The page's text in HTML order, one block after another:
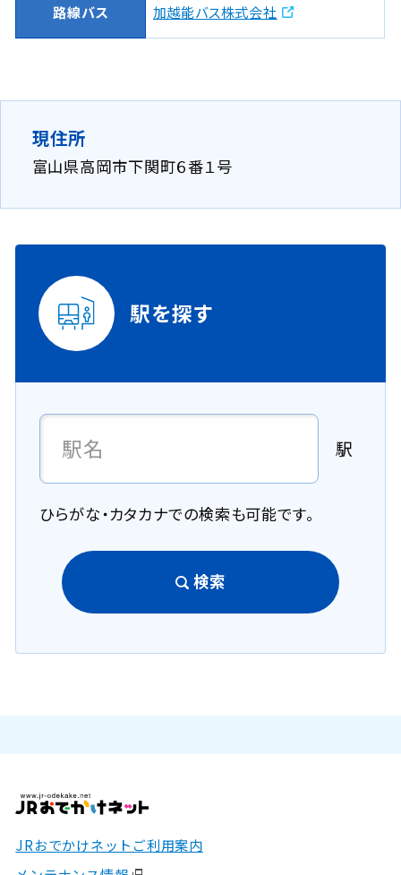
路線バス 加越能バス株式会社
現住所
富山県高岡市下関町６番１号
駅を探す
駅
ひらがな・カタカナでの検索も可能です。
検索
JRおでかけネットご利用案内